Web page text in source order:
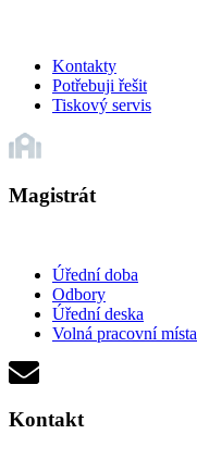
Kontakty
Potřebuji řešit
Tiskový servis
Magistrát
Úřední doba
Odbory
Úřední deska
Volná pracovní místa
Kontakt